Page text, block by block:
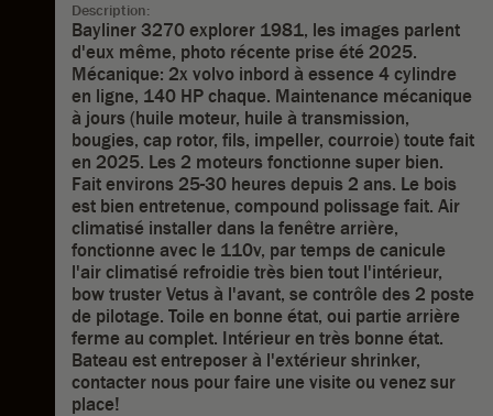
Description:
Bayliner 3270 explorer 1981, les images parlent
d'eux même, photo récente prise été 2025.
Mécanique: 2x volvo inbord à essence 4 cylindre
en ligne, 140 HP chaque. Maintenance mécanique
à jours (huile moteur, huile à transmission,
bougies, cap rotor, fils, impeller, courroie) toute fait
en 2025. Les 2 moteurs fonctionne super bien.
Fait environs 25-30 heures depuis 2 ans. Le bois
est bien entretenue, compound polissage fait. Air
climatisé installer dans la fenêtre arrière,
fonctionne avec le 110v, par temps de canicule
l'air climatisé refroidie très bien tout l'intérieur,
bow truster Vetus à l'avant, se contrôle des 2 poste
de pilotage. Toile en bonne état, oui partie arrière
ferme au complet. Intérieur en très bonne état.
Bateau est entreposer à l'extérieur shrinker,
contacter nous pour faire une visite ou venez sur
place!